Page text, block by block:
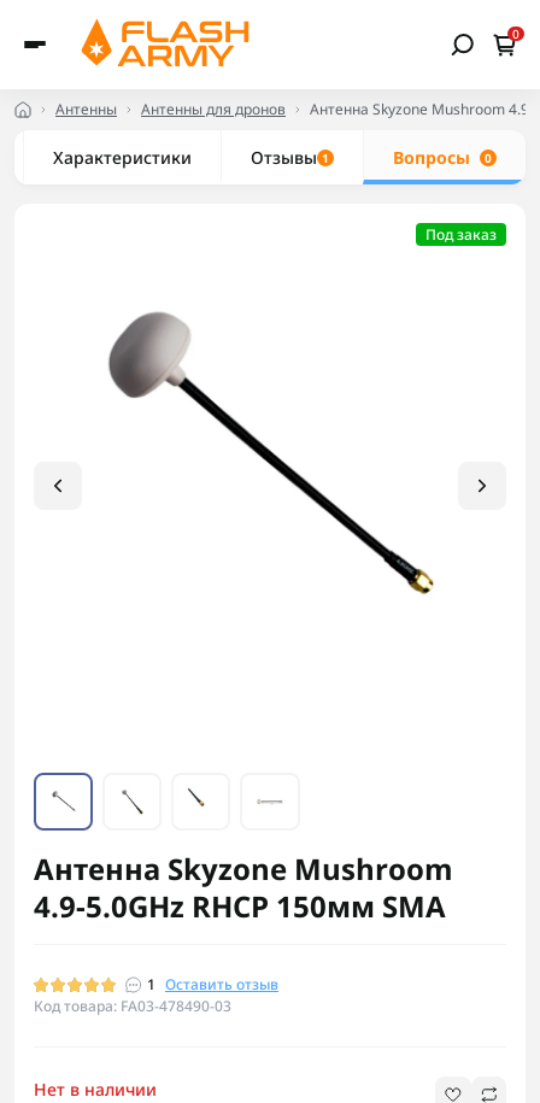
0
Антенны Антенны для дронов Антенна Skyzone Mushroom 4.9-
Характеристики Отзывы 1 Вопросы 0
Под заказ
Антенна Skyzone Mushroom
4.9-5.0GHz RHCP 150мм SMA
1 Оставить отзыв
Код товара: FA03-478490-03
Нет в наличии